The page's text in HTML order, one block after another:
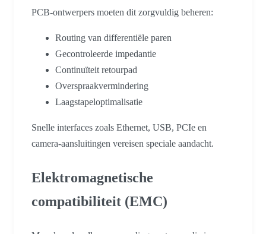
PCB-ontwerpers moeten dit zorgvuldig beheren:
Routing van differentiële paren
Gecontroleerde impedantie
Continuïteit retourpad
Overspraakvermindering
Laagstapeloptimalisatie
Snelle interfaces zoals Ethernet, USB, PCIe en
camera-aansluitingen vereisen speciale aandacht.
Elektromagnetische
compatibiliteit (EMC)